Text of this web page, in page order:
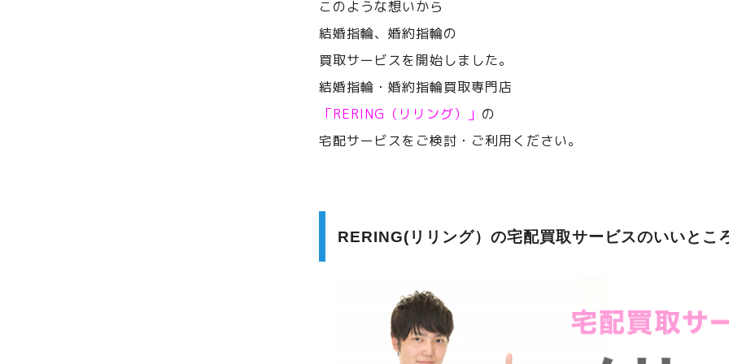
このような想いから
結婚指輪、婚約指輪の
買取サービスを開始しました。
結婚指輪・婚約指輪買取専門店
「RERING（リリング）」 の
宅配サービスをご検討・ご利用ください。
RERING(リリング）の宅配買取サービスのいいとこ